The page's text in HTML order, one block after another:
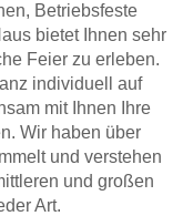
Betriebsfeste
bietet Ihnen sehr
Feier zu erleben.
individuell auf
mit Ihnen Ihre
Wir haben über
und verstehen
und großen
Art.